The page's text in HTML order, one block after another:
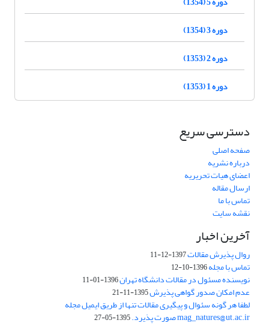
دوره 3 (1354)
دوره 2 (1353)
دوره 1 (1353)
دسترسی سریع
صفحه اصلی
درباره نشریه
اعضای هیات تحریریه
ارسال مقاله
تماس با ما
نقشه سایت
آخرین اخبار
روال پذیرش مقالات1397-12-11
تماس با مجله1396-10-12
نویسنده مسئول در مقالات دانشگاه تهران1396-01-11
عدم امکان صدور گواهی پذیرش1395-11-21
لطفا هر گونه سئوال و پیگیری مقالات تنها از طریق ایمیل مجله
mag_natures@ut.ac.ir صورت پذیرد. 1395-05-27